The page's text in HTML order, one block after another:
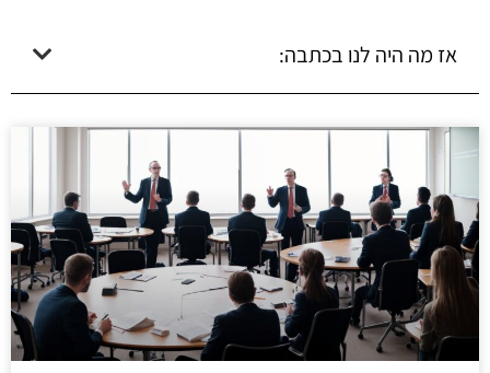
אז מה היה לנו בכתבה: